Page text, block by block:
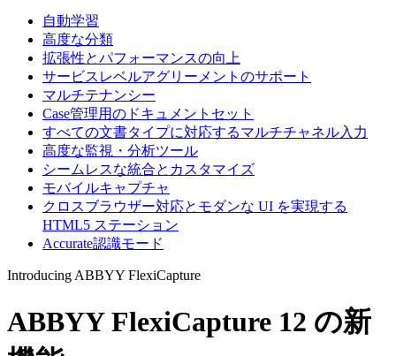
自動学習
高度な分類
拡張性とパフォーマンスの向上
サービスレベルアグリーメントのサポート
マルチテナンシー
Case管理用のドキュメントセット
すべての文書タイプに対応するマルチチャネル入力
高度な監視・分析ツール
シームレスな統合とカスタマイズ
モバイルキャプチャ
クロスブラウザー対応とモダンな UI を実現する
HTML5 ステーション
Accurate認識モード
Introducing ABBYY FlexiCapture
ABBYY FlexiCapture 12 の新